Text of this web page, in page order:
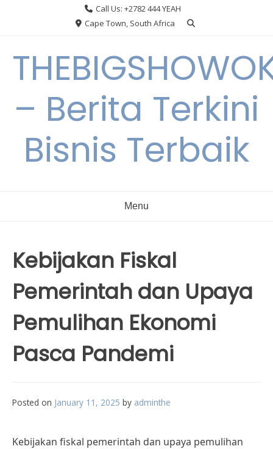
Call Us: +2782 444 YEAH
Cape Town, South Africa
– Berita Terkini
Bisnis Terbaik
Menu
Kebijakan Fiskal
Pemerintah dan Upaya
Pemulihan Ekonomi
Pasca Pandemi
Posted on January 11, 2025 by adminthe
Kebijakan fiskal pemerintah dan upaya pemulihan